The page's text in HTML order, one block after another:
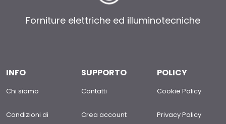
Forniture elettriche ed illuminotecniche
INFO
Chi siamo
Condizioni di
SUPPORTO
Contatti
Crea account
POLICY
Cookie Policy
Privacy Policy